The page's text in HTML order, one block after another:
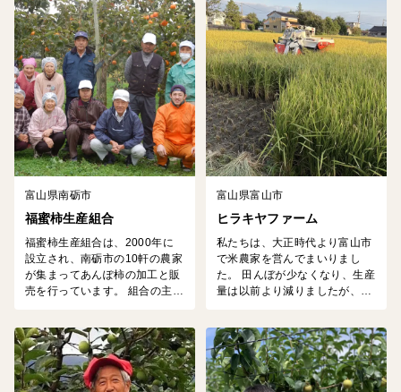
心安全はもちろんのこと、作物
が持つホンモノの美味しさを引
き出しています。 そのため、
玄米としても美味しく食べられ
るお米や、野菜嫌いでも食べら
れる野菜となっています。 ホ
ンモノを見分けるのが難しいこ
の時代に、高級外食...
残していきたい」お客さまに美
味しいと笑顔になってもらえる
ように日々がんばっておりま
す。
富山県南砺市
福蜜柿生産組合
福蜜柿生産組合は、2000年に
設立され、南砺市の10軒の農家
が集まってあんぽ柿の加工と販
売を行っています。 組合の主力
業で仕上げられた逸品です。 鮮
やかな色味ととろけるような食
感が特徴で、多くの消費者から
高い評価を得ています。 当組合
富山県富山市
ヒラキヤファーム
私たちは、大正時代より富山市
で米農家を営んでまいりまし
た。 田んぼが少なくなり、生産
量は以前より減りましたが、少
産品種は「コシヒカリ」になり
ます。 お米本来の深い味わいと
香りを皆様にお届けし、本当に
美味しいお米の魅力を実感して